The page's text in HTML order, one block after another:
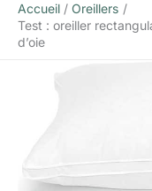
Accueil
Oreillers
Test : oreiller
d’oie